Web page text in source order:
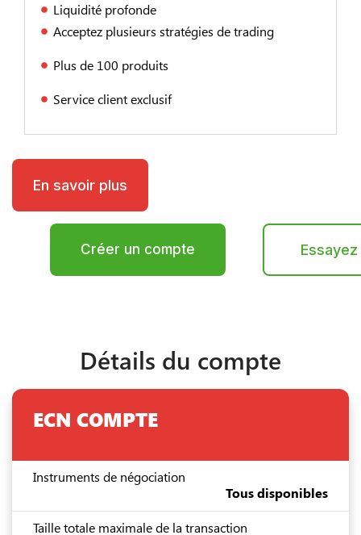
Liquidité profonde
Acceptez plusieurs stratégies de trading
Plus de 100 produits
Service client exclusif
En savoir plus
Créer un compte
Détails du compte
ECN COMPTE
Instruments de négociation
Tous disponibles
Taille totale maximale de la transaction